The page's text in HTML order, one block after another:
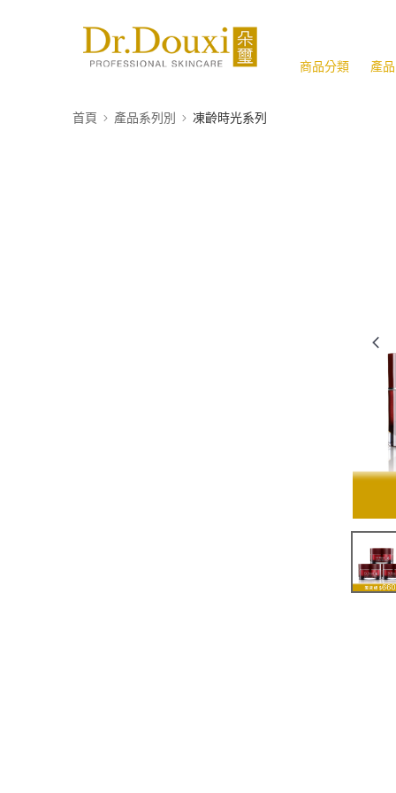
商品分類 產
首頁 產品系列別 凍齡時光系列